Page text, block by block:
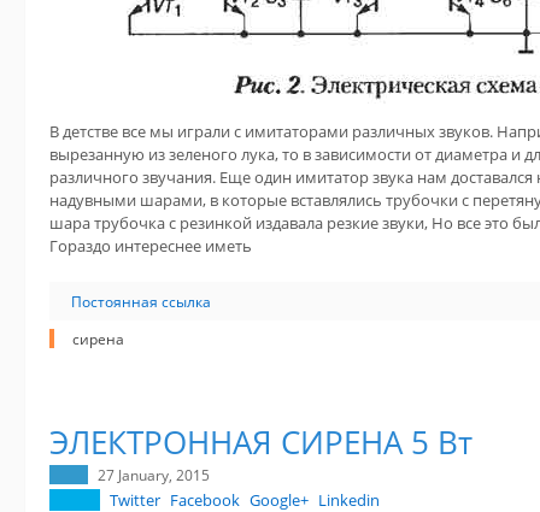
В детстве все мы играли с имитаторами различных звуков.
вырезанную из зеленого лука, то в зависимости от диаметра и
различного звучания. Еще один имитатор звука нам доставался
надувными шарами, в которые вставлялись трубочки с
шара трубочка с резинкой издавала резкие звуки, Но все это
Гораздо интереснее иметь
Постоянная ссылка
сирена
ЭЛЕКТРОННАЯ СИРЕНА 5 Вт
27 January, 2015
Twitter Facebook Google+ Linkedin